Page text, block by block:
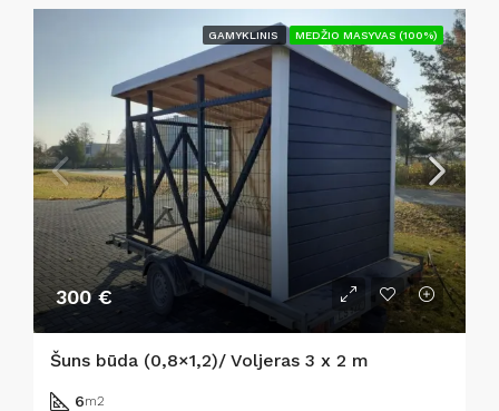
GAMYKLINIS MEDŽIO MASYVAS (100%)
300 €
Šuns būda (0,8×1,2)/ Voljeras 3 x 2 m
6m2